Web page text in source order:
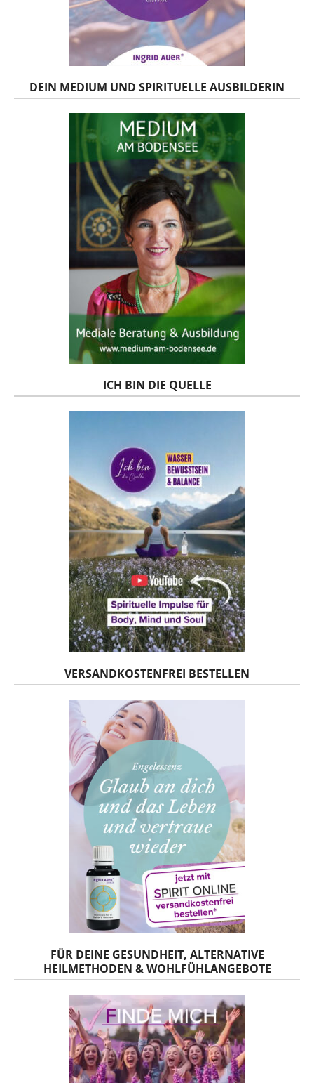
DEIN MEDIUM UND SPIRITUELLE AUSBILDERIN
ICH BIN DIE QUELLE
VERSANDKOSTENFREI BESTELLEN
FÜR DEINE GESUNDHEIT, ALTERNATIVE
HEILMETHODEN & WOHLFÜHLANGEBOTE